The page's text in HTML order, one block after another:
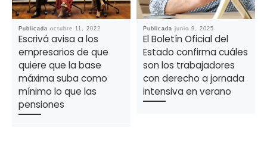
Publicada octubre 11, 2022
Escrivá avisa a los
empresarios de que
quiere que la base
máxima suba como
mínimo lo que las
pensiones
Publicada junio 9, 2025
El Boletín Oficial del
Estado confirma cuáles
son los trabajadores
con derecho a jornada
intensiva en verano